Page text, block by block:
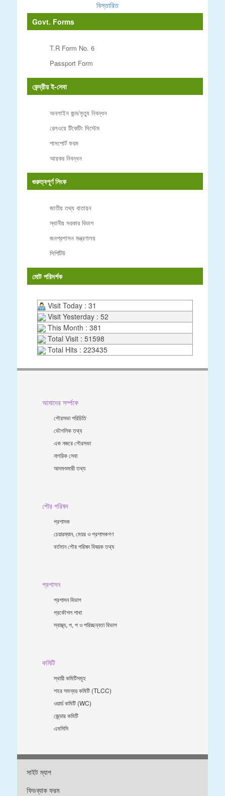
বিস্তারিত
Govt. Forms
T.R Form No. 6
Passport Form
কেন্দ্রীয় ই-সেবা
অনলাইন জন্ম/মৃত্যু নিবন্ধন
রেলওয়ে টিকেটিং সিস্টেম
পাসপোর্ট ফরম
আয়কর নিবন্ধন
গুরুত্বপূর্ণ লিংক
জাতীয় তথ্য বাতায়ন
স্থানীয় সরকার বিভাগ
জনপ্রশাসন মন্ত্রণালয়
সিপিটিউ
মোট পরিদর্শক
Visit Today : 31
Visit Yesterday : 52
This Month : 381
Total Visit : 51598
Total Hits : 223435
আমাদের সর্ম্পকে
পৌরসভা পরিচিতি
ভৌগলিক তথ্য
এক নজরে পৌরসভা
নাগরিক সেবা
আদমশুমারী তথ্য
পৌর পরিষদ
প্রশাসক
চেয়ারম্যান, মেয়র ও প্রশাসকগণ
বর্তমান পৌর পরিষদ বিষয়ক তথ্য
প্রশাসন
প্রশাসন বিভাগ
প্রকৌশল শাখা
স্বাস্থ্য, প, প ও পরিচ্ছন্নতা ‍বিভাগ
কমিটি
স্থায়ী কমিটিসমূহ
শহর সমন্বয় কমিটি (TLCC)
ওয়ার্ড কমিটি (WC)
জে্ন্ডার কমিটি
এমসিসি
সাইট ম্যাপ
ফিডব্যাক ফরম